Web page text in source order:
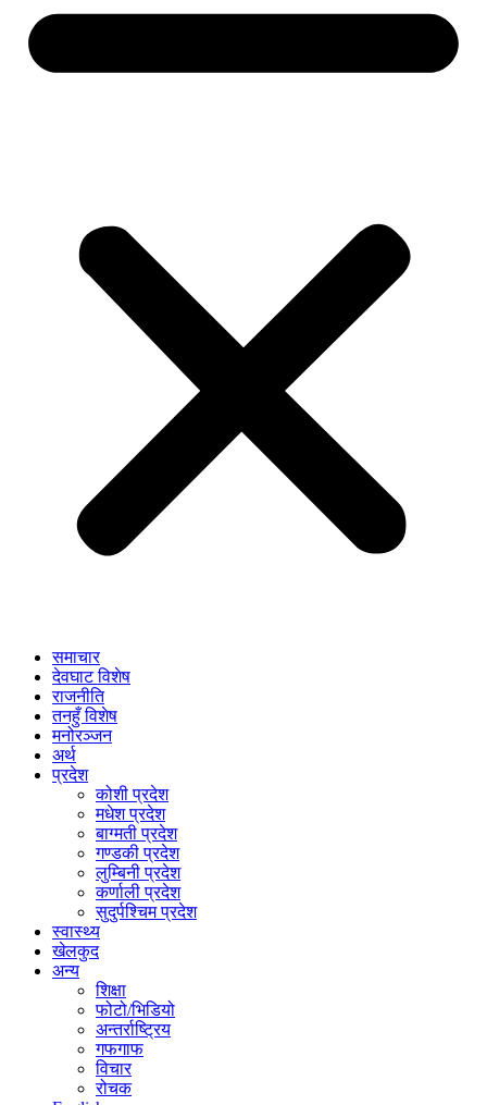
समाचार
देवघाट विशेष
राजनीति
तनहुँ विशेष
मनोरञ्जन
अर्थ
प्रदेश
कोशी प्रदेश
मधेश प्रदेश
बाग्मती प्रदेश
गण्डकी प्रदेश
लुम्बिनी प्रदेश
कर्णाली प्रदेश
सुदुर्पश्चिम प्रदेश
स्वास्थ्य
खेलकुद
अन्य
शिक्षा
फोटो/भिडियो
अन्तर्राष्ट्रिय
गफगाफ
विचार
रोचक